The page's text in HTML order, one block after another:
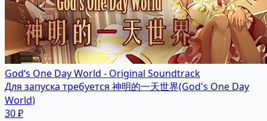
God‘s One Day World - Original Soundtrack
Для запуска требуется 神明的一天世界(God's One Day
World)
30 ₽